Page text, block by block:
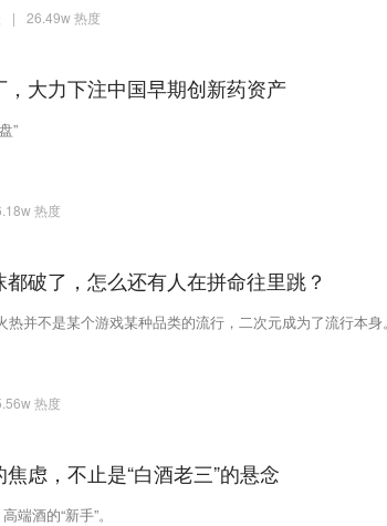
| 26.49w 热度
，大力下注中国早期创新药资产
”
热度
都破了，怎么还有人在拼命往里跳？
热并不是某个游戏某种品类的流行，二次元成为了流行本身
热度
虑，不止是“白酒老三”的悬念
端酒的“新手”。